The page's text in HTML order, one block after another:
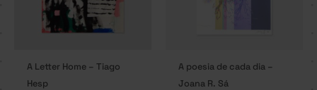
A Letter Home – Tiago
Hesp
A poesia de cada dia –
Joana R. Sá